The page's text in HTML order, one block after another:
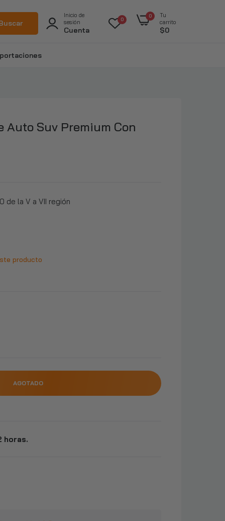
Inicio de
sesión
Cuenta
0
0
Tu
carrito
$0
Auto Suv Premium Con
de la V a VII región
producto
AGOTADO
horas.